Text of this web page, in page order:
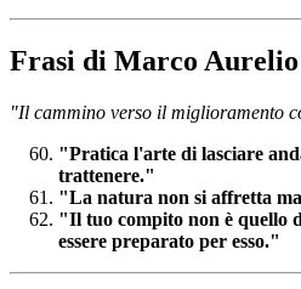
Frasi di Marco
"Il cammino verso il miglioramento
"Pratica l'arte di lasciare
trattenere."
"La natura non si affretta
"Il tuo compito non è quello
essere preparato per esso."